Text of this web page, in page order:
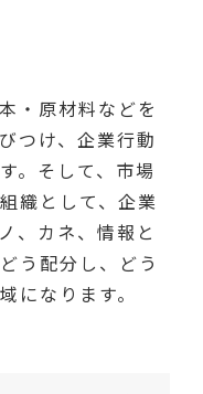
・原材料などを
つけ、企業行動
。そして、市場
織として、企業
、カネ、情報と
う配分し、どう
になります。